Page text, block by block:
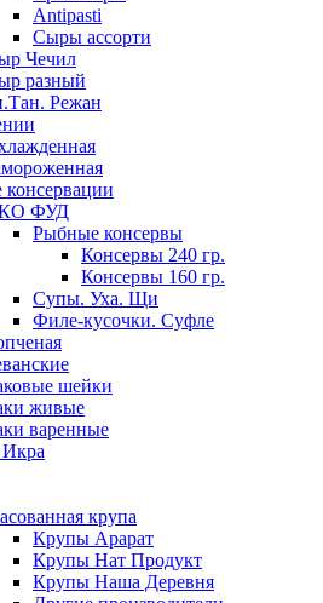
Antipasti
Сыры ассорти
Чечил
разный
Режан
ФУД
Рыбные консервы
Консервы 240 гр.
Консервы 160 гр.
Супы. Уха. Щи
Филе-кусочки. Суфле
шейки
живые
варенные
крупа
Крупы Арарат
Крупы Нат Продукт
Крупы Наша Деревня